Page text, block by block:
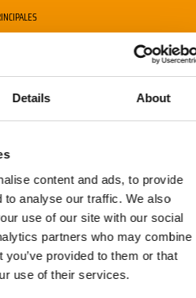
Details About
content and ads, to provide
to analyse our traffic. We also
use of our site with our social
partners who may combine
provided to them or that
use of their services.